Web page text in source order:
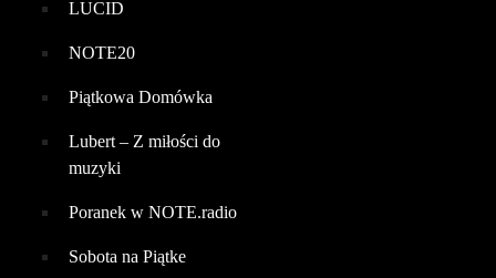
LUCID
NOTE20
Piątkowa Domówka
Lubert – Z miłości do
muzyki
Poranek w NOTE.radio
Sobota na Piątke